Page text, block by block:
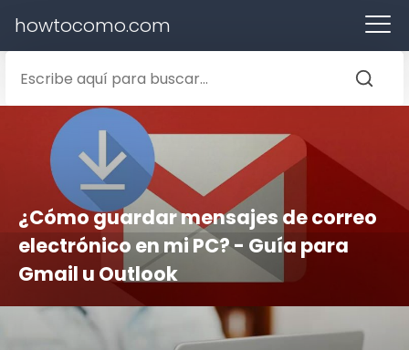
howtocomo.com
¿Cómo guardar mensajes de correo
electrónico en mi PC? - Guía para
Gmail u Outlook